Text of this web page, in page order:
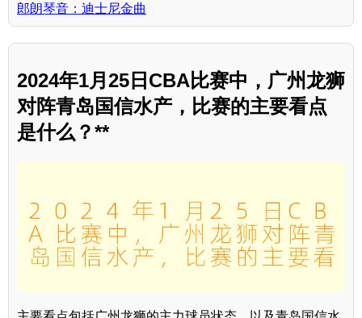
郎朗琴音：迪士尼金曲
2024年1月25日CBA比赛中，广州龙狮
对阵青岛国信水产，比赛的主要看点
是什么？**